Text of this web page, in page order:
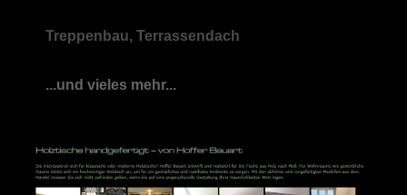
Treppenbau, Terrassendach
...und vieles mehr...